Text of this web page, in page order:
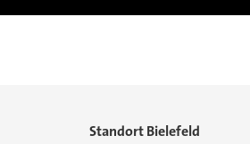
Standort Bielefeld